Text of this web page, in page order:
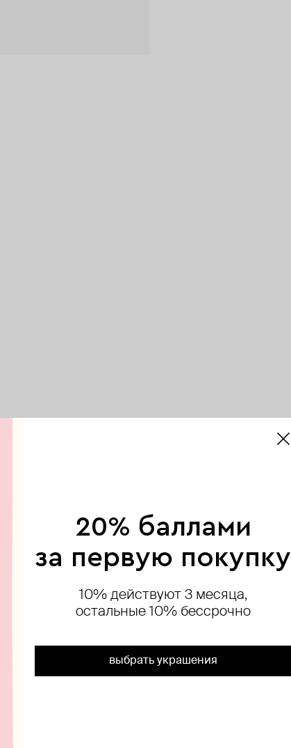
20% баллами
за первую покупку
10% действуют 3 месяца,
остальные 10% бессрочно
выбрать украшения